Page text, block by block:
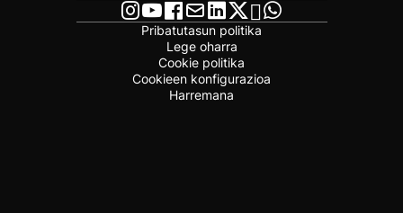
Pribatutasun politika
Lege oharra
Cookie politika
Cookieen konfigurazioa
Harremana